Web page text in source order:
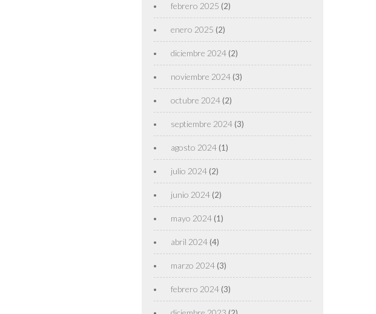
febrero 2025 (2)
enero 2025 (2)
diciembre 2024 (2)
noviembre 2024 (3)
octubre 2024 (2)
septiembre 2024 (3)
agosto 2024 (1)
julio 2024 (2)
junio 2024 (2)
mayo 2024 (1)
abril 2024 (4)
marzo 2024 (3)
febrero 2024 (3)